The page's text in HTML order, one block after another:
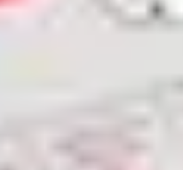
Voyages et Découvertes